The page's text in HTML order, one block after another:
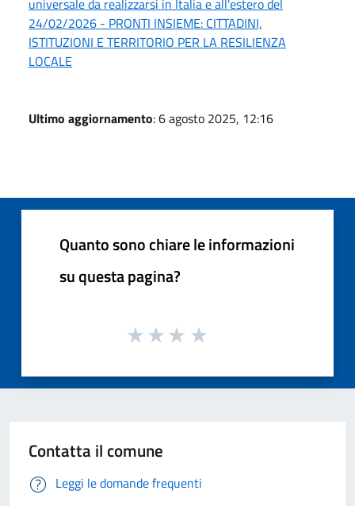
24/02/2026 - PRONTI INSIEME: CITTADINI,
ISTITUZIONI E TERRITORIO PER LA RESILIENZA
LOCALE
Ultimo aggiornamento: 6 agosto 2025, 12:16
Quanto sono chiare le informazioni
su questa pagina?
Contatta il comune
Leggi le domande frequenti